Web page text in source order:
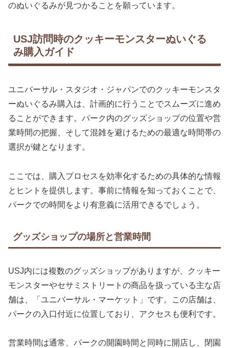
のぬいぐるみが見つかることを願っています。
USJ訪問時のクッキーモンスターぬいぐる
み購入ガイド
ユニバーサル・スタジオ・ジャパンでのクッキーモンスタ
ーぬいぐるみ購入は、計画的に行うことでスムーズに進め
ることができます。パーク内のグッズショップの位置や営
業時間の把握、そして混雑を避けるための最適な時間帯の
選択が鍵となります。
ここでは、購入プロセスを効率化するための具体的な情報
とヒントを提供します。事前に情報を知っておくことで、
パークでの時間をより有意義に活用できるでしょう。
グッズショップの場所と営業時間
USJ内には複数のグッズショップがありますが、クッキー
モンスターやセサミストリートの商品を扱っている主な店
舗は、「ユニバーサル・マーケット」です。この店舗は、
パークの入口付近に位置しており、アクセスも便利です。
営業時間は通常、パークの開園時間と同時に開店し、閉園